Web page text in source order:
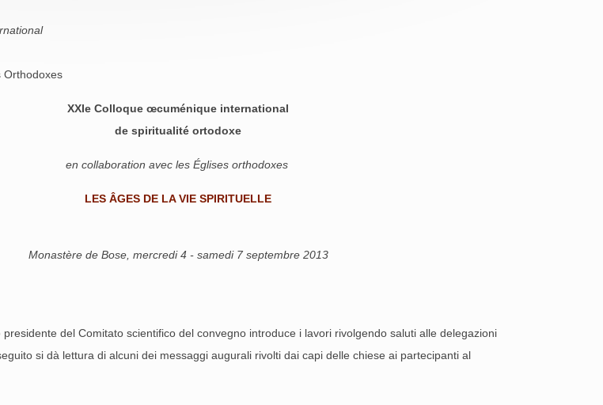
Orthodoxes
XXIe Colloque œcuménique international
de spiritualité ortodoxe
en collaboration avec les Églises orthodoxes
LES ÂGES DE LA VIE SPIRITUELLE
Monastère de Bose, mercredi 4 - samedi 7 septembre 2013
del Comitato scientifico del convegno introduce i lavori rivolgendo saluti alle delegazioni
si dà lettura di alcuni dei messaggi augurali rivolti dai capi delle chiese ai partecipanti al